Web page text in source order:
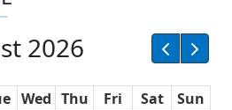
2026
Wed Thu Fri Sat
Sun